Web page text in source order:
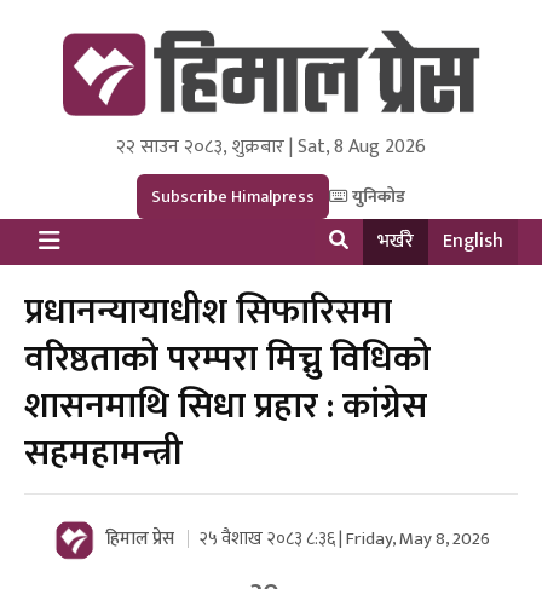
Himal Press
Dot NewsyNepal Media and Research Pvt Ltd.
२२ साउन २०८३, शुक्रबार | Sat, 8 Aug 2026
Subscribe Himalpress युनिकोड
भर्खरै English
प्रधानन्यायाधीश सिफारिसमा
वरिष्ठताको परम्परा मिच्नु विधिको
शासनमाथि सिधा प्रहार : कांग्रेस
सहमहामन्त्री
हिमाल प्रेस २५ वैशाख २०८३ ८:३६ | Friday, May 8, 2026